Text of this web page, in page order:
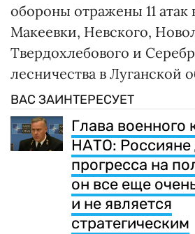
обороны отражены 11 атак
Макеевки, Невского,
Твердохлебового и
лесничества в Луганской
ВАС ЗАИНТЕРЕСУЕТ
Глава военного
НАТО: Россияне
прогресса на
он все еще
и не является
стратегическим